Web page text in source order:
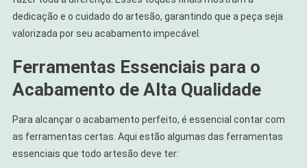
dedicação e o cuidado do artesão, garantindo que a peça seja
valorizada por seu acabamento impecável.
Ferramentas Essenciais para o
Acabamento de Alta Qualidade
Para alcançar o acabamento perfeito, é essencial contar com
as ferramentas certas. Aqui estão algumas das ferramentas
essenciais que todo artesão deve ter: